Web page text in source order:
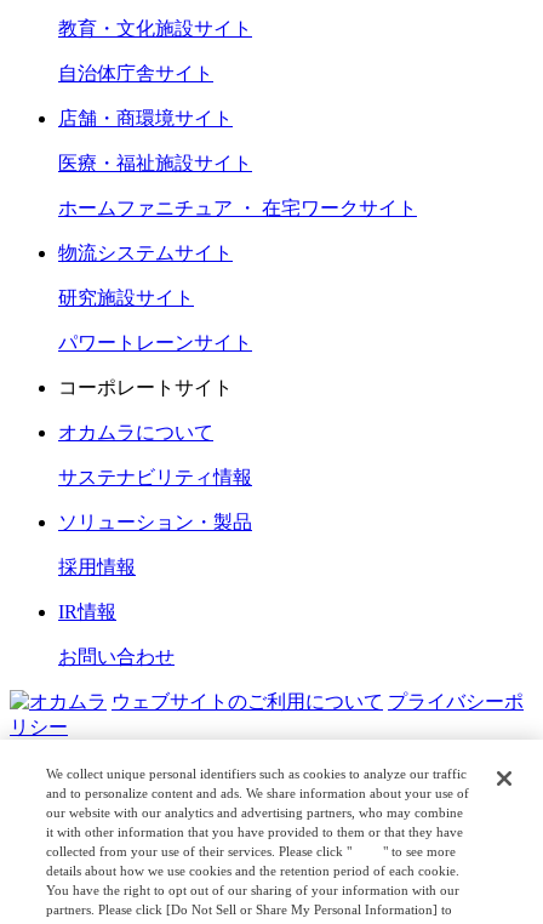
教育・文化施設サイト
自治体庁舎サイト
店舗・商環境サイト
医療・福祉施設サイト
ホームファニチュア ・ 在宅ワークサイト
物流システムサイト
研究施設サイト
パワートレーンサイト
コーポレートサイト
オカムラについて
サステナビリティ情報
ソリューション・製品
採用情報
IR情報
お問い合わせ
ウェブサイトのご利用について プライバシーポ
リシー
COPYRIGHT © OKAMURA CORPORATION. ALL RIGHTS
RESERVED.
日本公式 企業広報
We collect unique personal identifiers such as cookies to analyze our traffic
and to personalize content and ads. We share information about your use of
our website with our analytics and advertising partners, who may combine
it with other information that you have provided to them or that they have
collected from your use of their services. Please click "
here" to see more
details about how we use cookies and the retention period of each cookie.
You have the right to opt out of our sharing of your information with our
partners. Please click [Do Not Sell or Share My Personal Information] to